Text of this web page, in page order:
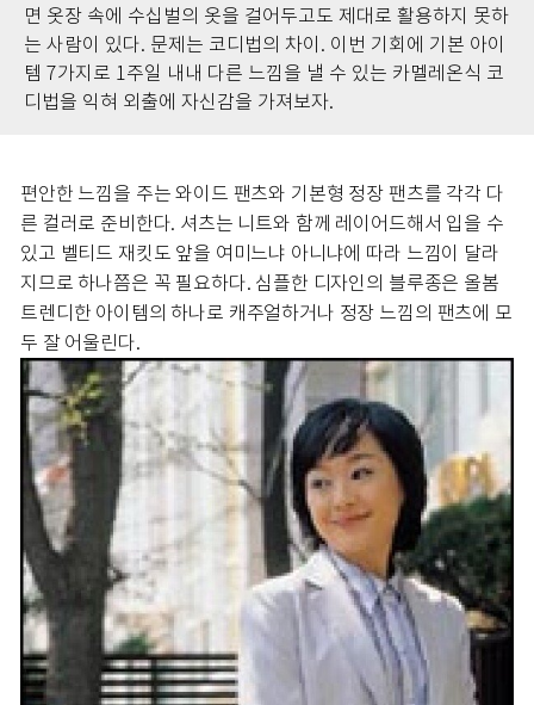
면 옷장 속에 수십벌의 옷을 걸어두고도 제대로 활용하지 못하
는 사람이 있다. 문제는 코디법의 차이. 이번 기회에 기본 아이
템 7가지로 1주일 내내 다른 느낌을 낼 수 있는 카멜레온식 코
디법을 익혀 외출에 자신감을 가져보자.
편안한 느낌을 주는 와이드 팬츠와 기본형 정장 팬츠를 각각 다
른 컬러로 준비한다. 셔츠는 니트와 함께 레이어드해서 입을 수
있고 벨티드 재킷도 앞을 여미느냐 아니냐에 따라 느낌이 달라
지므로 하나쯤은 꼭 필요하다. 심플한 디자인의 블루종은 올봄
트렌디한 아이템의 하나로 캐주얼하거나 정장 느낌의 팬츠에 모
두 잘 어울린다.